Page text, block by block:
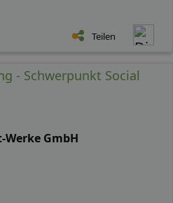
Teilen
- Schwerpunkt Social
Werke GmbH